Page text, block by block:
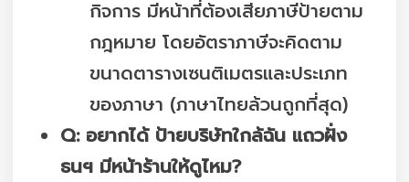
กิจการ มีหน้าที่ต้องเสียภาษีป้ายตาม
กฎหมาย โดยอัตราภาษีจะคิดตาม
ขนาดตารางเซนติเมตรและประเภท
ของภาษา (ภาษาไทยล้วนถูกที่สุด)
Q: อยากได้ ป้ายบริษัทใกล้ฉัน แถวฝั่ง
ธนฯ มีหน้าร้านให้ดูไหม?